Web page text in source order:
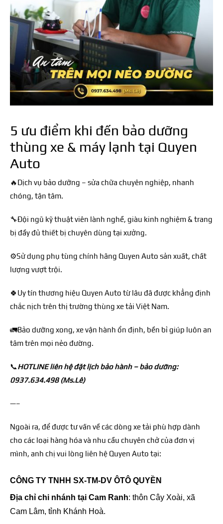
5 ưu điểm khi đến bảo dưỡng
thùng xe & máy lạnh tại Quyen
Auto
🔥Dịch vụ bảo dưỡng – sửa chữa chuyên nghiệp, nhanh
chóng, tận tâm.
🔧Đội ngũ kỹthuật viên lành nghề, giàu kinh nghiệm & trang
bị đầyđủ thiết bị chuyên dùng tại xưởng.
⚙️Sửdụng phụ tùng chính hãng Quyen Auto sản xuất, chất
lượng vượt trội.
🍀Uy tín thương hiệu Quyen Auto từ lâu đã được khẳng định
chắc nịch trên thị trường thùng xe tải Việt Nam.
🚛Bảo dưỡng xong, xe vận hành ổn định, bền bỉ giúp luôn an
tâm trên mọi nẻo đường.
📞HOTLINE liên hệ đặt lịch bảo hành – bảo dưỡng:
0937.634.498 (Ms.Lê)
—–
Ngoài ra, để được tư vấn về các dòng xe tải phù hợp dành
cho các loại hàng hóa và nhu cầu chuyên chở của đơn vị
mình, anh chị vui lòng liên hệ Quyen Auto tại:
CÔNG TY TNHH SX-TM-DV ÔTÔ QUYỀN
Địa chỉ chi nhánh tại Cam Ranh: thôn Cây Xoài, xã
Cam Lâm, tỉnh Khánh Hoà.